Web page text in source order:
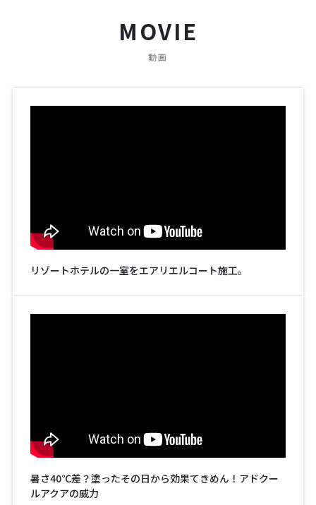
MOVIE
動画
リゾートホテルの一室をエアリエルコート施工。
暑さ40℃差？塗ったその日から効果てきめん！アドクー
ルアクアの威力